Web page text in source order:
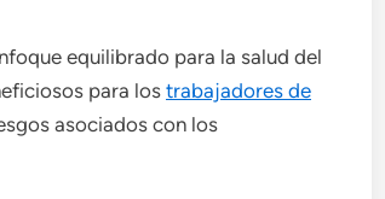
equilibrado para la salud del
para los trabajadores de
asociados con los